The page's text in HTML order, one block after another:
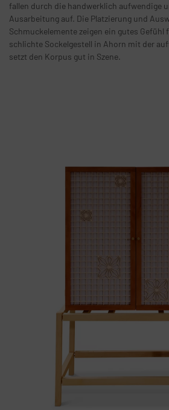
fallen durch die handwerklich aufwendige
Ausarbeitung auf. Die Platzierung und
Schmuckelemente zeigen ein gutes Gefühl
schlichte Sockelgestell in Ahorn mit der
setzt den Korpus gut in Szene.